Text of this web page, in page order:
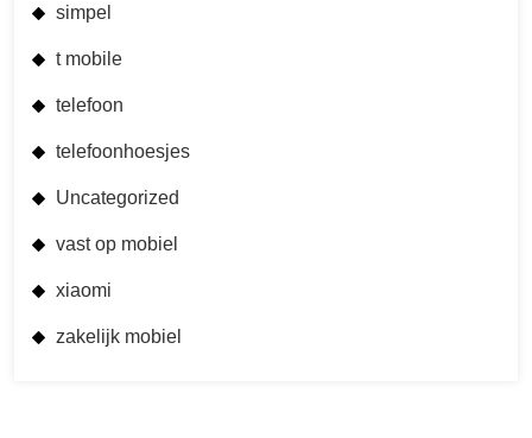
simpel
t mobile
telefoon
telefoonhoesjes
Uncategorized
vast op mobiel
xiaomi
zakelijk mobiel